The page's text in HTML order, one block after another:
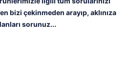
bizi çekinmeden arayıp, aklınıza
sorunuz...